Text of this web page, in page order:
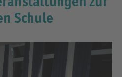
Schule